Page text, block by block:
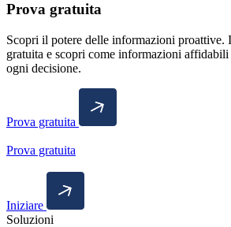
Prova gratuita
Scopri il potere delle informazioni proattive.
gratuita e scopri come informazioni
ogni decisione.
Prova gratuita
Prova gratuita
Iniziare
Soluzioni